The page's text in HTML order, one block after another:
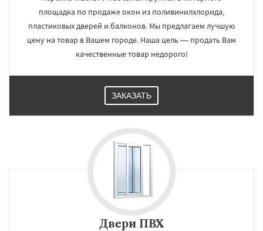
площадка по продаже окон из поливинилхлорида,
пластиковых дверей и балконов. Мы предлагаем лучшую
цену на товар в Вашем городе. Наша цель — продать Вам
качественные товар недорого!
ЗАКАЗАТЬ
Двери ПВХ